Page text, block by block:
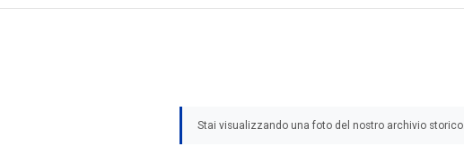
Stai visualizzando una foto del nostro archivio storico.